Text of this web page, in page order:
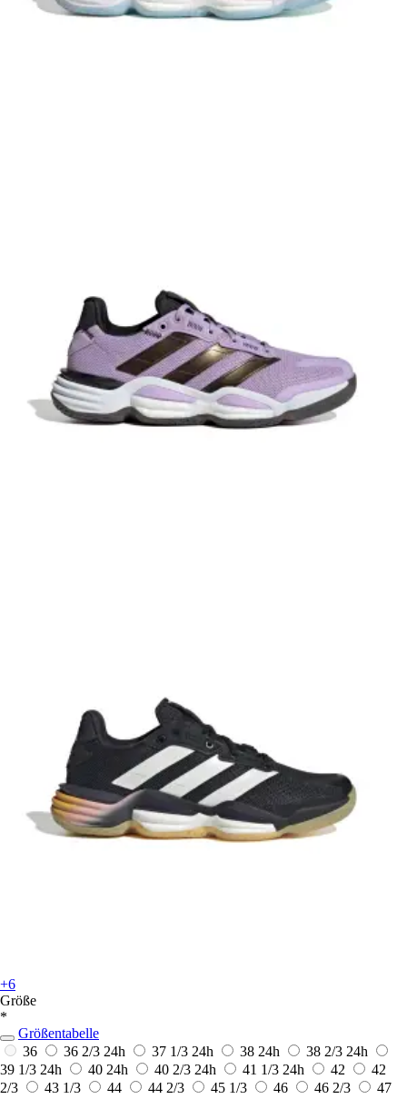
+6
Größe
*
Größentabelle
36
36 2/3 24h 37 1/3 24h 38 24h 38 2/3 24h
39 1/3 24h 40 24h 40 2/3 24h 41 1/3 24h 42
42
2/3
43 1/3 44 44 2/3 45 1/3 46 46 2/3
47